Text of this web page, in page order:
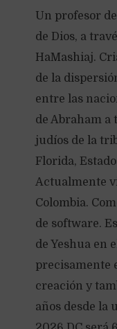
Un profesor
de Dios, a
HaMashiaj.
de la
entre las
de Abraham a
judíos de la
Florida,
Actualmente
Colombia.
de software.
de Yeshua en
precisamente
creación y
años desde la